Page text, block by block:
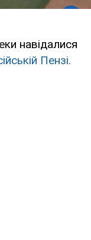
навідалися
Пензі.